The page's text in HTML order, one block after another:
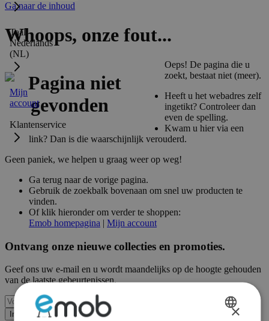
Taal:
Nederlands
(NL)
Mijn
account
Klantenservice
Ga naar de inhoud
Whoops, onze fout...
Oeps! De pagina die u
zoekt, bestaat niet (meer).
Heeft u het webadres zelf
ingetikt? Controleer dan
even de spelling.
Kwam u hier via een
link? Dan is die waarschijnlijk verouderd.
Geen paniek, we helpen u graag weer op weg!
Ga terug naar de vorige pagina.
Gebruik de zoekbalk bovenaan om snel uw producten te
vinden.
Of klik hieronder om verder te shoppen:
Emob homepagina | Mijn account
Ontvang onze nieuwe collecties en promoties.
Geef ons uw e-mail en u wordt maandelijks op de hoogte gehouden
van de laatste gebeurtenissen.
Inschrijven ×